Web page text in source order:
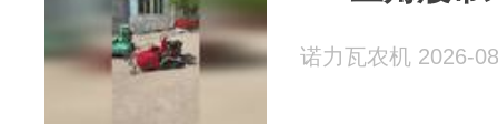
诺力瓦农机 2026-